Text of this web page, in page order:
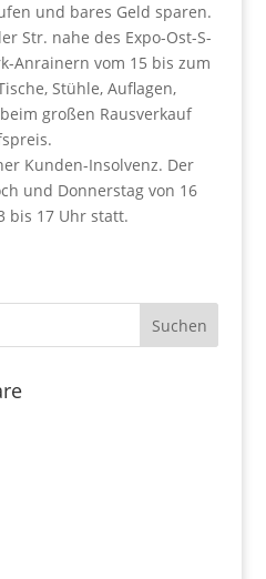
und bares Geld sparen.
Str. nahe des Expo-Ost-S-
Anrainern vom 15 bis zum
Stühle, Auflagen,
großen Rausverkauf
Kunden-Insolvenz. Der
und Donnerstag von 16
bis 17 Uhr statt.